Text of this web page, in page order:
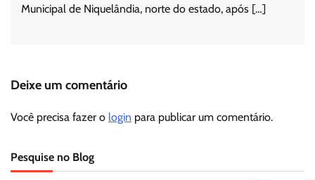
Municipal de Niquelândia, norte do estado, após […]
Deixe um comentário
Você precisa fazer o login para publicar um comentário.
Pesquise no Blog